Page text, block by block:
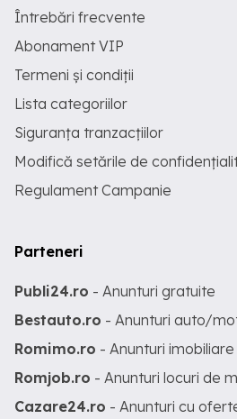
Întrebări frecvente
Abonament VIP
Termeni și condiții
Lista categoriilor
Siguranța tranzacțiilor
Modifică setările de
Regulament Campanie
Parteneri
Publi24.ro - Anunturi gratuite
Bestauto.ro - Anunturi auto/
Romimo.ro - Anunturi imobiliare
Romjob.ro - Anunturi locuri de
Cazare24.ro - Anunturi cu